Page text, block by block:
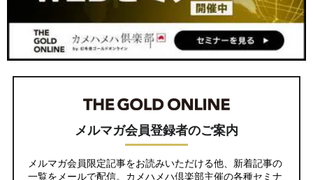
メルマガ会員登録者のご案内
メルマガ会員限定記事をお読みいただける他、新着記事の
一覧をメールで配信。カメハメハ倶楽部主催の各種セミナ